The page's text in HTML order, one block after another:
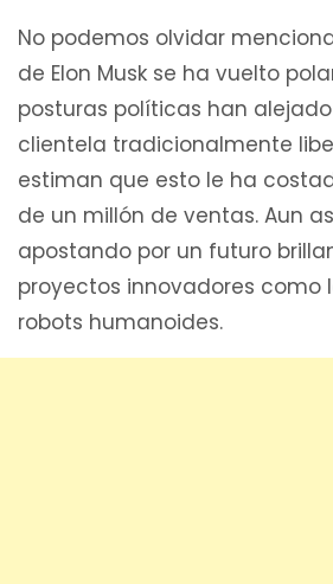
No podemos olvidar
de Elon Musk se ha vuelto
posturas políticas han
clientela tradicionalmente
estiman que esto le ha
de un millón de ventas. Aun
apostando por un futuro
proyectos innovadores como
robots humanoides.